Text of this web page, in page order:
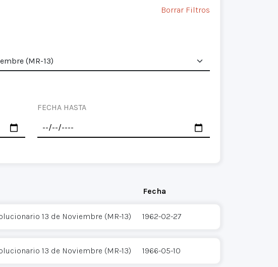
Borrar Filtros
FECHA HASTA
Fecha
13 de Noviembre (MR-13) 1962-02-27
13 de Noviembre (MR-13) 1966-05-10